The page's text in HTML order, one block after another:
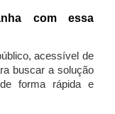
com essa
acessível de
buscar a solução
forma rápida e